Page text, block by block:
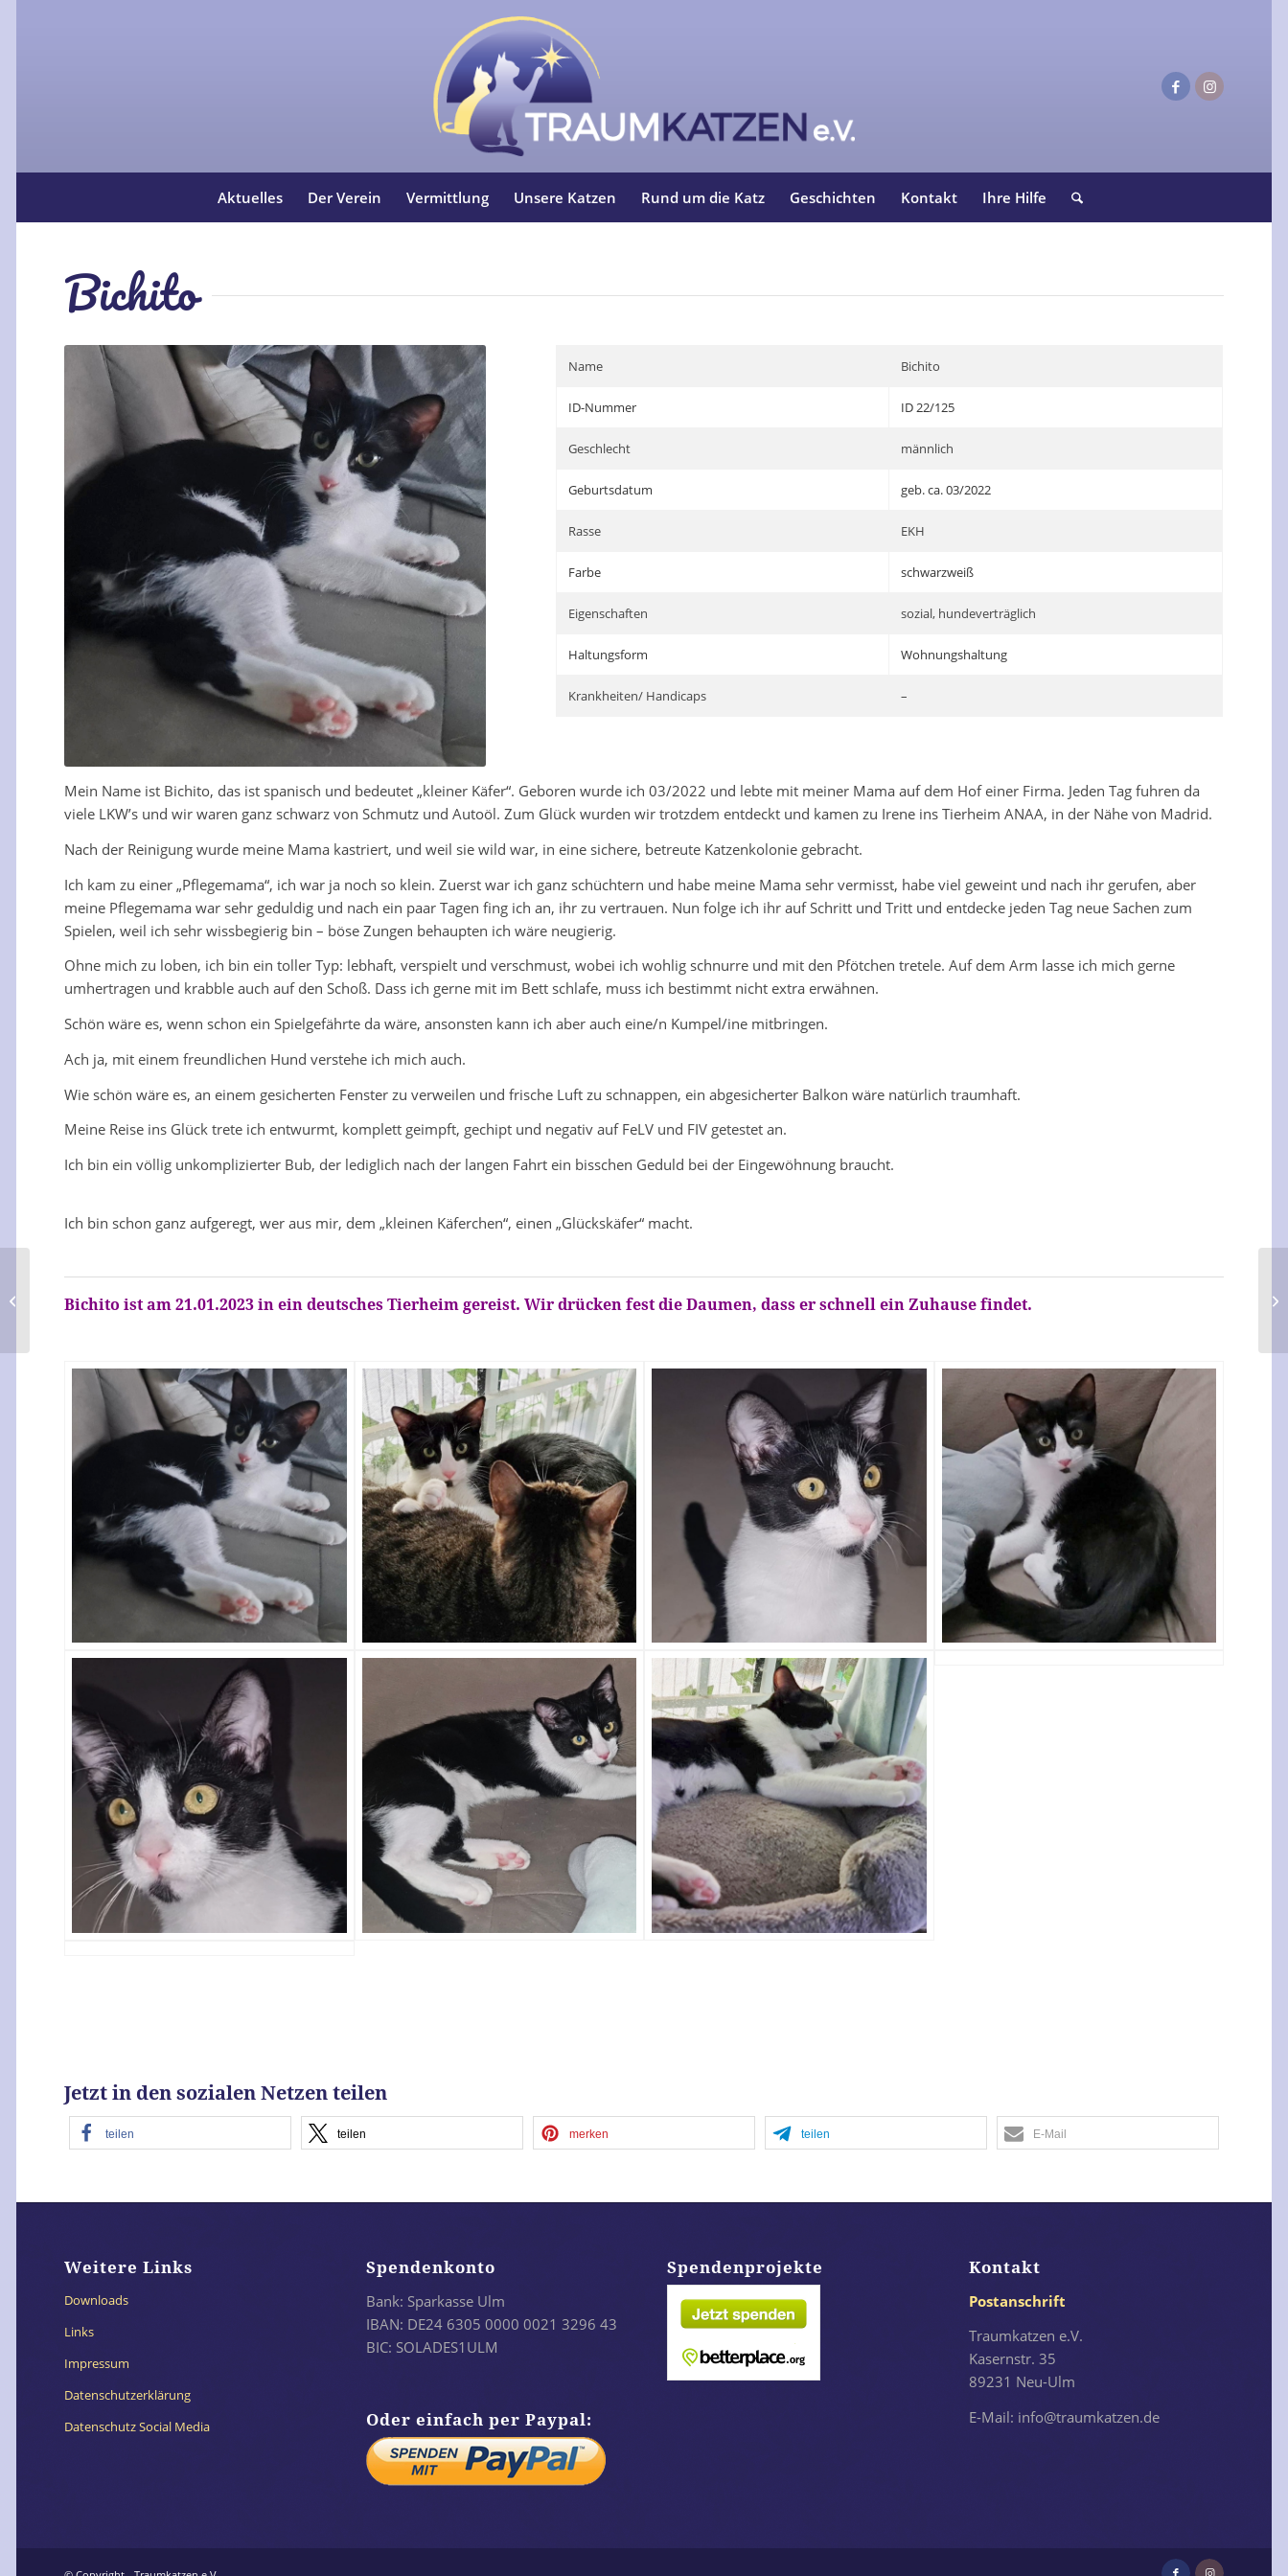
Aktuelles Der Verein Vermittlung Unsere Katzen Rund um die Katz Geschichten Kontakt Ihre Hilfe
Bichito
Name Bichito
ID-Nummer ID 22/125
Geschlecht männlich
Geburtsdatum geb. ca. 03/2022
Rasse EKH
Farbe schwarzweiß
Eigenschaften sozial, hundeverträglich
Haltungsform Wohnungshaltung
Krankheiten/ Handicaps –
Mein Name ist Bichito, das ist spanisch und bedeutet „kleiner Käfer“. Geboren wurde ich 03/2022 und lebte mit meiner Mama auf dem Hof einer Firma. Jeden Tag fuhren da
viele LKW’s und wir waren ganz schwarz von Schmutz und Autoöl. Zum Glück wurden wir trotzdem entdeckt und kamen zu Irene ins Tierheim ANAA, in der Nähe von Madrid.
Nach der Reinigung wurde meine Mama kastriert, und weil sie wild war, in eine sichere, betreute Katzenkolonie gebracht.
Ich kam zu einer „Pflegemama“, ich war ja noch so klein. Zuerst war ich ganz schüchtern und habe meine Mama sehr vermisst, habe viel geweint und nach ihr gerufen, aber
meine Pflegemama war sehr geduldig und nach ein paar Tagen fing ich an, ihr zu vertrauen. Nun folge ich ihr auf Schritt und Tritt und entdecke jeden Tag neue Sachen zum
Spielen, weil ich sehr wissbegierig bin – böse Zungen behaupten ich wäre neugierig.
Ohne mich zu loben, ich bin ein toller Typ: lebhaft, verspielt und verschmust, wobei ich wohlig schnurre und mit den Pfötchen tretele. Auf dem Arm lasse ich mich gerne
umhertragen und krabble auch auf den Schoß. Dass ich gerne mit im Bett schlafe, muss ich bestimmt nicht extra erwähnen.
Schön wäre es, wenn schon ein Spielgefährte da wäre, ansonsten kann ich aber auch eine/n Kumpel/ine mitbringen.
Ach ja, mit einem freundlichen Hund verstehe ich mich auch.
Wie schön wäre es, an einem gesicherten Fenster zu verweilen und frische Luft zu schnappen, ein abgesicherter Balkon wäre natürlich traumhaft.
Meine Reise ins Glück trete ich entwurmt, komplett geimpft, gechipt und negativ auf FeLV und FIV getestet an.
Ich bin ein völlig unkomplizierter Bub, der lediglich nach der langen Fahrt ein bisschen Geduld bei der Eingewöhnung braucht.
Ich bin schon ganz aufgeregt, wer aus mir, dem „kleinen Käferchen“, einen „Glückskäfer“ macht.
Bichito ist am 21.01.2023 in ein deutsches Tierheim gereist. Wir drücken fest die Daumen, dass er schnell ein Zuhause findet.
Jetzt in den sozialen Netzen teilen
teilen teilen merken teilen E-Mail
Weitere Links
Downloads
Links
Impressum
Datenschutzerklärung
Datenschutz Social Media
Spendenkonto
Bank: Sparkasse Ulm
IBAN: DE24 6305 0000 0021 3296 43
BIC: SOLADES1ULM
Oder einfach per Paypal:
Spendenprojekte Kontakt
Postanschrift
Traumkatzen e.V.
Kasernstr. 35
89231 Neu-Ulm
E-Mail: info@traumkatzen.de
Aneto